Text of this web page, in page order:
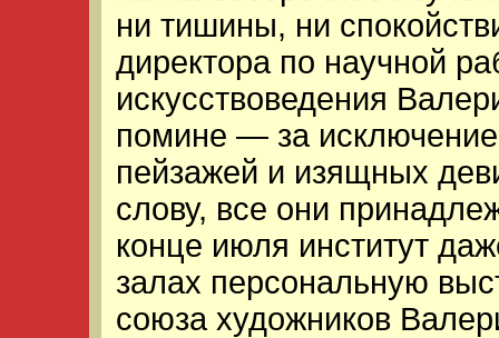
ни тишины, ни
директора по научной
искусствоведения
помине — за
пейзажей и изящных
слову, все они
конце июля институт
залах персональную
союза художников